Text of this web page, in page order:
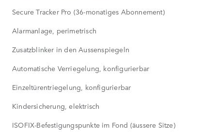
Secure Tracker Pro (36-monatiges Abonnement)
Alarmanlage, perimetrisch
Zusatzblinker in den Aussenspiegeln
Automatische Verriegelung, konfigurierbar
Einzeltürentriegelung, konfigurierbar
Kindersicherung, elektrisch
ISOFIX-Befestigungspunkte im Fond (äussere Sitze)